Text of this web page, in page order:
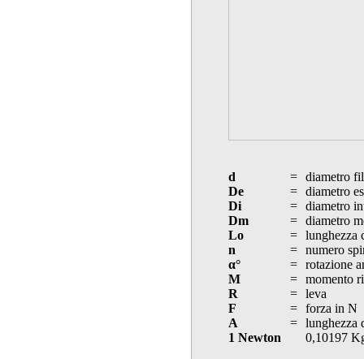
d =
diametro
De
=
diametro
Di
=
diametro
Dm
=
diametro
Lo
=
lunghezza
n
=
numero
α°
=
rotazione
M
=
momento
R
=
leva
F
=
forza in N
A
=
lunghezza
1 Newton
0,10197